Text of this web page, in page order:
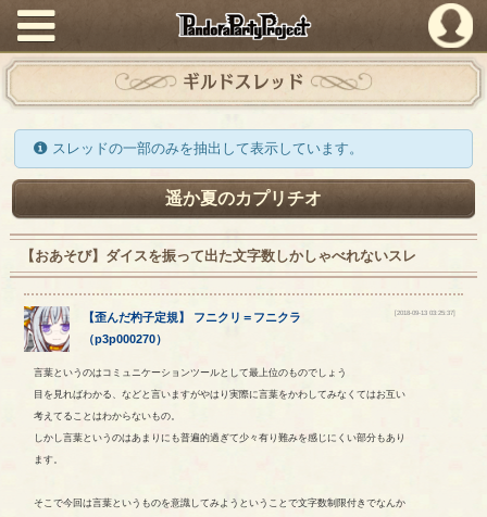
PandoraPartyProject
ギルドスレッド
スレッドの一部のみを抽出して表示しています。
遥か夏のカプリチオ
【おあそび】ダイスを振って出た文字数しかしゃべれないスレ
【歪んだ杓子定規】 フニクリ ＝ フニクラ
（p3p000270）
[2018-09-13 03:25:37]
言葉というのはコミュニケーションツールとして最上位のものでしょう
目を見ればわかる、などと言いますがやはり実際に言葉をかわしてみなくてはお互い
考えてることはわからないもの。
しかし言葉というのはあまりにも普遍的過ぎて少々有り難みを感じにくい部分もあり
ます。
そこで今回は言葉というものを意識してみようということで文字数制限付きでなんか